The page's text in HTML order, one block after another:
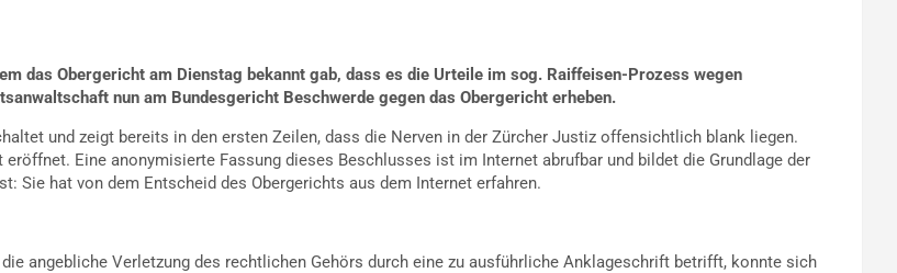
das Obergericht am Dienstag bekannt gab, dass es die Urteile im sog. Raiffeisen-Prozess wegen
nun am Bundesgericht Beschwerde gegen das Obergericht erheben.
und zeigt bereits in den ersten Zeilen, dass die Nerven in der Zürcher Justiz offensichtlich blank liegen.
Eine anonymisierte Fassung dieses Beschlusses ist im Internet abrufbar und bildet die Grundlage der
Sie hat von dem Entscheid des Obergerichts aus dem Internet erfahren.
angebliche Verletzung des rechtlichen Gehörs durch eine zu ausführliche Anklageschrift betrifft, konnte sich